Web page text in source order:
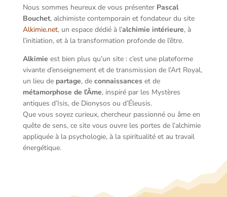
Nous sommes heureux de vous présenter Pascal
Bouchet, alchimiste contemporain et fondateur du site
Alkimie.net, un espace dédié à l’alchimie intérieure, à
l’initiation, et à la transformation profonde de l’être.
Alkimie est bien plus qu’un site : c’est une plateforme
vivante d’enseignement et de transmission de l’Art Royal,
un lieu de partage, de connaissanceset de
métamorphose de l’Âme, inspiré par les Mystères
antiques d’Isis, de Dionysos ou d’Éleusis.
Que vous soyez curieux, chercheur passionné ou âme en
quête de sens, ce site vous ouvre les portes de l’alchimie
appliquée à la psychologie, à la spiritualité et au travail
énergétique.